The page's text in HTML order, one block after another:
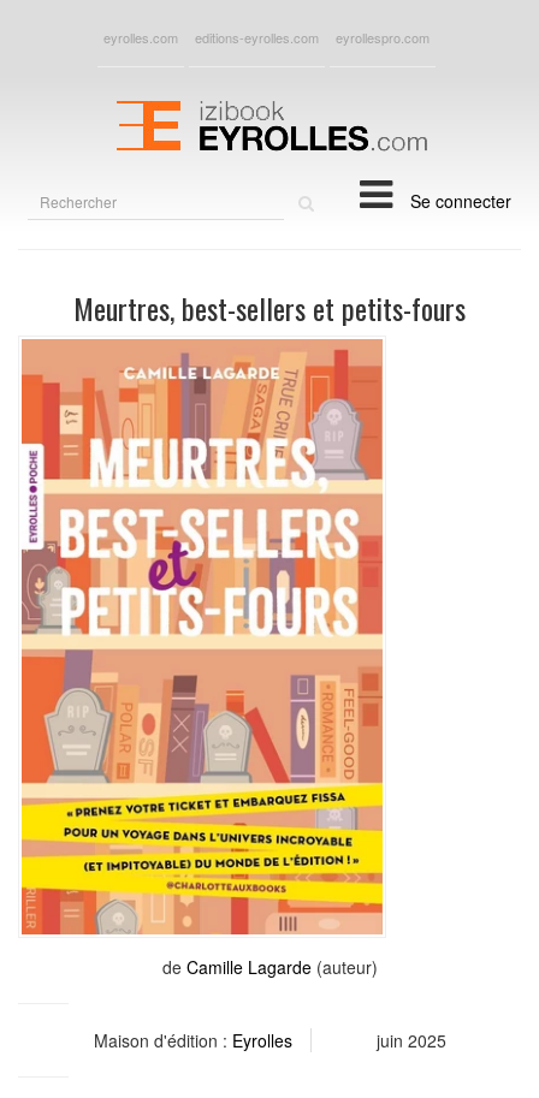
eyrolles.com editions-eyrolles.com eyrollespro.com
Se connecter
Meurtres, best-sellers et petits-fours
de Camille Lagarde(auteur)
Maison d'édition : Eyrolles juin 2025